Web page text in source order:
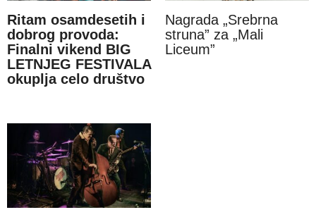
Ritam osamdesetih i
dobrog provoda:
Finalni vikend BIG
LETNJEG FESTIVALA
okuplja celo društvo
Nagrada „Srebrna
struna” za „Mali
Liceum”